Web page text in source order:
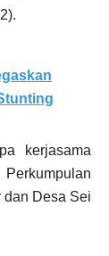
kerjasama
dan Desa Sei